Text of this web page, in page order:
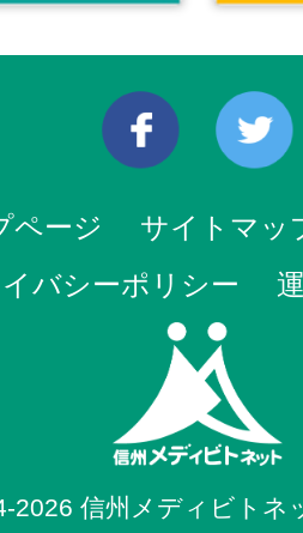
ページ
サイトマッ
バシーポリシー
2026 信州メディビトネ